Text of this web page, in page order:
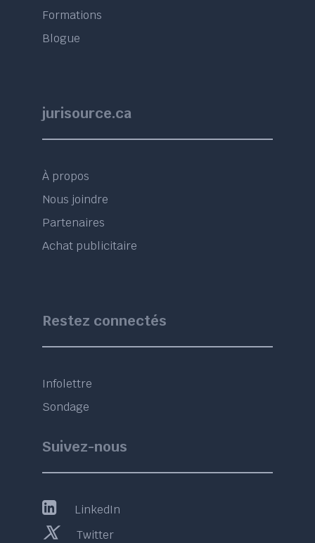
Formations
Blogue
jurisource.ca
À propos
Nous joindre
Partenaires
Achat publicitaire
Restez connectés
Infolettre
Sondage
Suivez-nous
LinkedIn
Twitter